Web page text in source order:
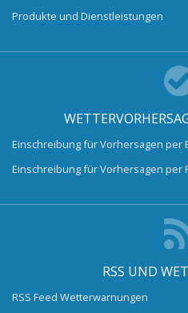
Produkte und Dienstleistungen
Einschreibung für Vorhersagen per
Einschreibung für Vorhersagen per
RSS UND
RSS Feed Wetterwarnungen